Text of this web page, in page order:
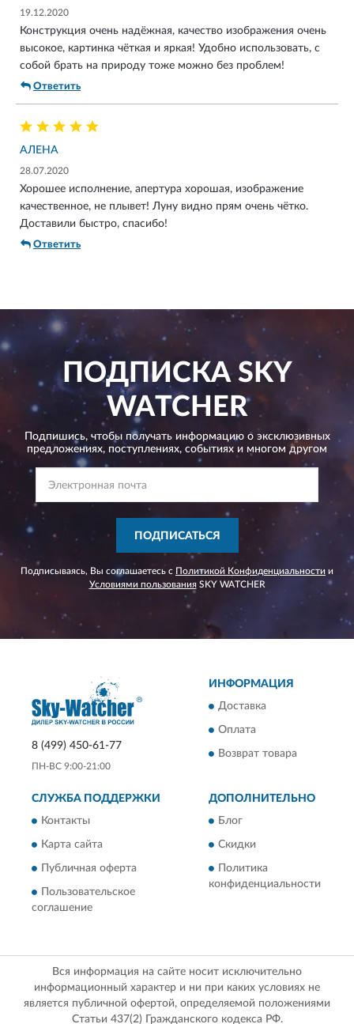
19.12.2020
Конструкция очень надёжная, качество изображения очень
высокое, картинка чёткая и яркая! Удобно использовать, с
собой брать на природу тоже можно без проблем!
Ответить
АЛЕНА
28.07.2020
Хорошее исполнение, апертура хорошая, изображение
качественное, не плывет! Луну видно прям очень чётко.
Доставили быстро, спасибо!
Ответить
ПОДПИСКАSKY
WATCHER
Подпишись, чтобы получать информацию о эксклюзивных
предложениях, поступлениях, событиях и многом другом
ПОДПИСАТЬСЯ
Подписываясь, Вы соглашаетесь с Политикой Конфиденциальности и
Условиями пользованияSKY WATCHER
8 (499) 450-61-77
ПН-ВС 9:00-21:00
ИНФОРМАЦИЯ
Доставка
Оплата
Возврат товара
СЛУЖБА ПОДДЕРЖКИ
Контакты
Карта сайта
Публичная оферта
Пользовательское
соглашение
ДОПОЛНИТЕЛЬНО
Блог
Скидки
Политика
конфиденциальности
Вся информация на сайте носит исключительно
информационный характер и ни при каких условиях не
является публичной офертой, определяемой положениями
Статьи 437(2) Гражданского кодекса РФ.